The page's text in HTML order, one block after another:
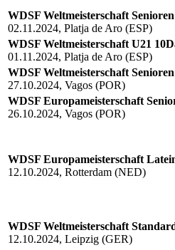
WDSF Weltmeisterschaft
02.11.2024, Platja de Aro (ESP)
WDSF Weltmeisterschaft U21
01.11.2024, Platja de Aro (ESP)
WDSF Weltmeisterschaft
27.10.2024, Vagos (POR)
WDSF Europameisterschaft
26.10.2024, Vagos (POR)
WDSF Europameisterschaft
12.10.2024, Rotterdam (NED)
WDSF Weltmeisterschaft
12.10.2024, Leipzig (GER)